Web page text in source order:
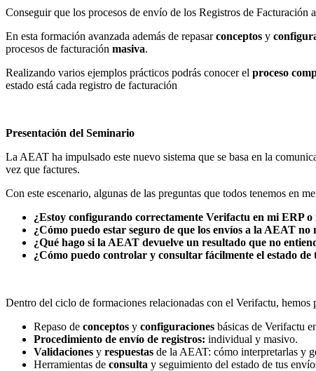
Conseguir que los procesos de envío de los Registros de Facturación
En esta formación avanzada además de repasarconceptos y
procesos de facturación masiva.
Realizando varios ejemplos prácticos podrás conocer el proceso
estado está cada registro de facturación
Presentación del Seminario
La AEAT ha impulsado este nuevo sistema que se basa en la
vez que factures.
Con este escenario, algunas de las preguntas que todos tenemos en
¿Estoy configurando correctamente Verifactu en mi ERP o
¿Cómo puedo estar seguro de que los envíos a la AEAT no
¿Qué hago si la AEAT devuelve un resultado que no
¿Cómo puedo controlar y consultar fácilmente el estado de
Dentro del ciclo de formaciones relacionadas con el Verifactu, hemos
Repaso de conceptos y configuraciones básicas de Verifactu
Procedimiento de envío de registros: individual y masivo.
Validaciones y respuestas de la AEAT: cómo interpretarlas y
Herramientas de consulta y seguimiento del estado de tus